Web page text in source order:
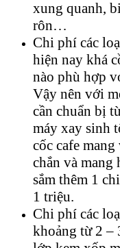
xung quanh,
rôn…
Chi phí các
hiện nay khá
nào phù hợp
Vậy nên với
cần chuẩn bị
máy xay sinh
cốc cafe
chắn và
sắm thêm 1
1 triệu.
Chi phí các
khoảng từ 2 –